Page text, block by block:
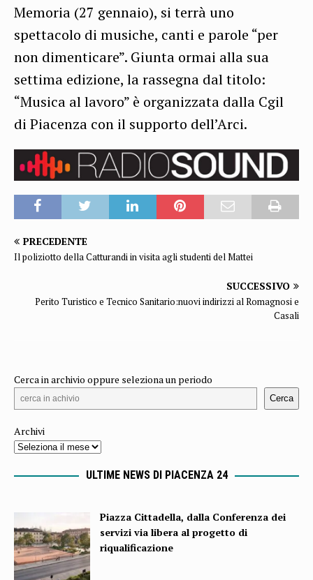
Memoria (27 gennaio), si terrà uno
spettacolo di musiche, canti e parole “per
non dimenticare”. Giunta ormai alla sua
settima edizione, la rassegna dal titolo:
“Musica al lavoro” è organizzata dalla Cgil
di Piacenza con il supporto dell’Arci.
PRECEDENTE
Il poliziotto della Catturandi in visita agli studenti del Mattei
SUCCESSIVO
Perito Turistico e Tecnico Sanitario:nuovi indirizzi al Romagnosi e
Casali
Cerca in archivio oppure seleziona un periodo
Cerca
Archivi
ULTIME NEWS DI PIACENZA 24
Piazza Cittadella, dalla Conferenza dei
servizi via libera al progetto di
riqualificazione